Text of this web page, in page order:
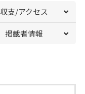
収支/アクセス
掲載者情報